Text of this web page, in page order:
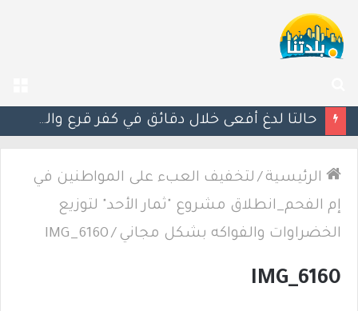
عن
حالتا لدغ أفعى خلال دقائق في كفر قرع والشمال.. إصابتان إحداهما خطيرة
الرئيسية / لتخفيف العبء على المواطنين في
إم الفحم_انطلاق مشروع "ثمار الأحد" لتوزيع
الخضراوات والفواكه بشكل مجاني /
IMG_6160
IMG_6160